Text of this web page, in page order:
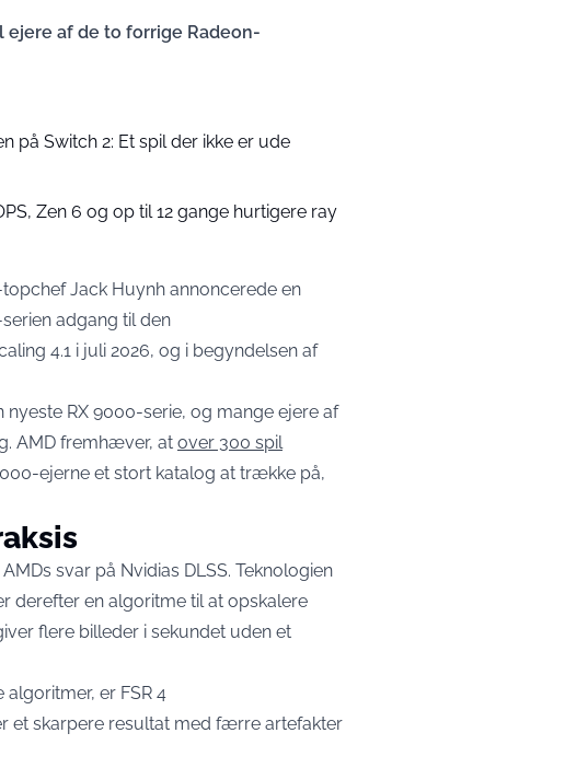
ejere af de to forrige Radeon-
på Switch 2: Et spil der ikke er ude
Zen 6 og op til 12 gange hurtigere ray
Jack Huynh annoncerede en
adgang til den
4.1 i juli 2026, og i begyndelsen af
RX 9000-serie, og mange ejere af
AMD fremhæver, at over 300 spil
ejerne et stort katalog at trække på,
svar på Nvidias DLSS. Teknologien
derefter en algoritme til at opskalere
flere billeder i sekundet uden et
er FSR 4
et skarpere resultat med færre artefakter